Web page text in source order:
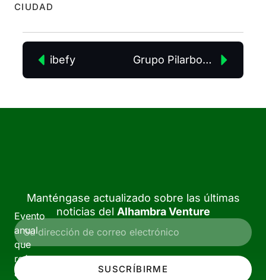
CIUDAD
ibefy Grupo Pilarbox SL
Evento
anual
que
reúne
a
Manténgase actualizado sobre las últimas
noticias del Alhambra Venture
SUSCRÍBIRME